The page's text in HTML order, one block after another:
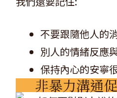
不要跟隨他人的
別人的情緒反應
保持內心的安寧
非暴力溝通